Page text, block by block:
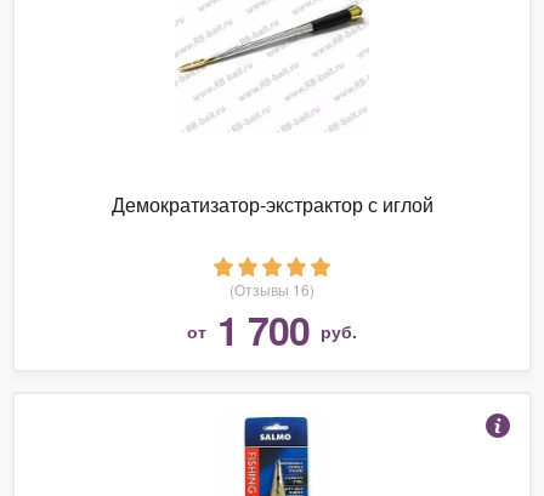
Демократизатор-экстрактор с иглой
(Отзывы 16)
от 1 700 руб.